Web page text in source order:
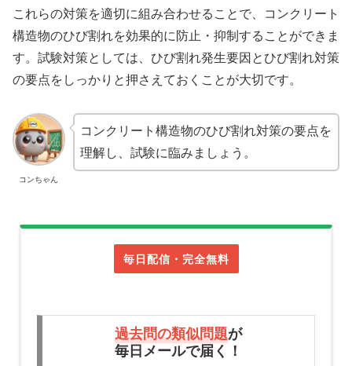
これらの対策を適切に組み合わせることで、コンクリート
構造物のひび割れを効果的に防止・抑制することができま
す。試験対策としては、ひび割れ発生要因とひび割れ対策
の要点をしっかりと押さえておくことが大切です。
コンちゃん
コンクリート構造物のひび割れ対策の要点を
理解し、試験に臨みましょう。
毎日配信・完全無料
過去問の類似問題が
毎日メールで届く！